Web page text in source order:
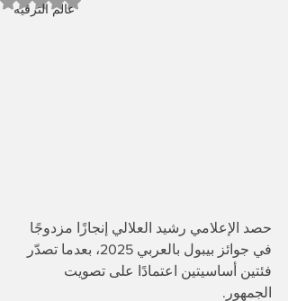
عالم الترفيه
حصد الإعلامي رشيد العلالي إنجازًا مزدوجًا
في جوائز بيبول بالعربي 2025، بعدما تصدّر
فئتين أساسيتين اعتمادًا على تصويت
الجمهور.